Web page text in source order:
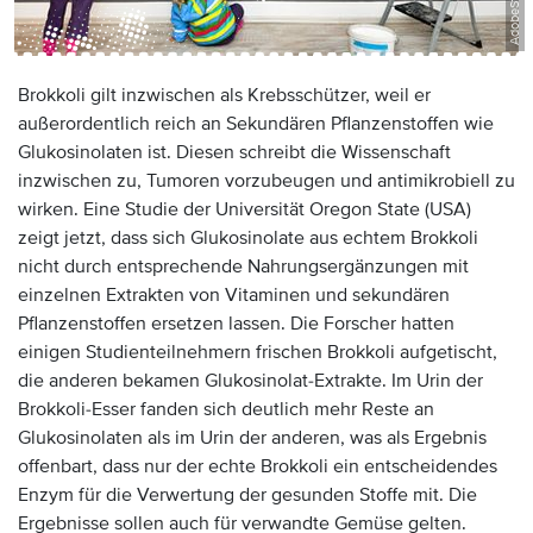
Brokkoli gilt inzwischen als Krebsschützer, weil er
außerordentlich reich an Sekundären Pflanzenstoffen wie
Glukosinolaten ist. Diesen schreibt die Wissenschaft
inzwischen zu, Tumoren vorzubeugen und antimikrobiell zu
wirken. Eine Studie der Universität Oregon State (USA)
zeigt jetzt, dass sich Glukosinolate aus echtem Brokkoli
nicht durch entsprechende Nahrungsergänzungen mit
einzelnen Extrakten von Vitaminen und sekundären
Pflanzenstoffen ersetzen lassen. Die Forscher hatten
einigen Studienteilnehmern frischen Brokkoli aufgetischt,
die anderen bekamen Glukosinolat-Extrakte. Im Urin der
Brokkoli-Esser fanden sich deutlich mehr Reste an
Glukosinolaten als im Urin der anderen, was als Ergebnis
offenbart, dass nur der echte Brokkoli ein entscheidendes
Enzym für die Verwertung der gesunden Stoffe mit. Die
Ergebnisse sollen auch für verwandte Gemüse gelten.